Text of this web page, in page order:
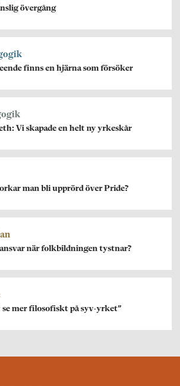
övergång
finns en hjärna som försöker
Vi skapade en helt ny yrkeskår
man bli upprörd över Pride?
när folkbildningen tystnar?
mer filosofiskt på syv-yrket”